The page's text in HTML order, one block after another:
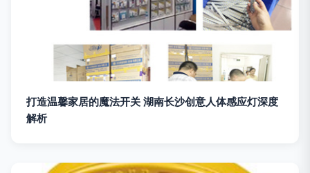
打造温馨家居的魔法开关 湖南长沙创意人体感应灯深度
解析